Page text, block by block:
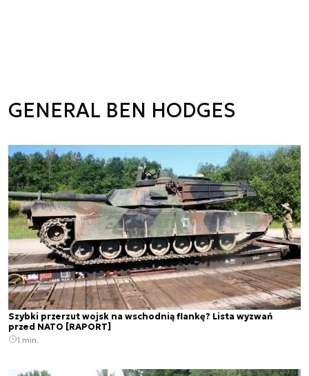
GENERAL BEN HODGES
Szybki przerzut wojsk na wschodnią flankę? Lista wyzwań
przed NATO [RAPORT]
1 min.